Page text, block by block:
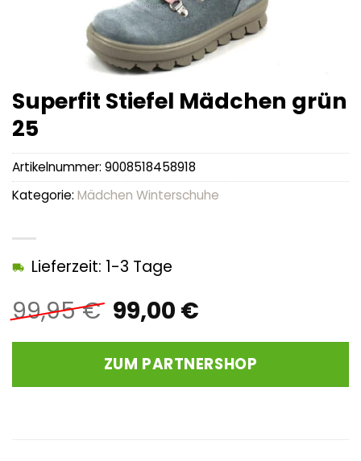
Superfit Stiefel Mädchen grün
25
99,95€ Ursprünglicher
Preis
war:
99,95 €
99,00 €Aktueller
ist:
99,00 €.
Lieferzeit: 1-3 Tage
ZUM PARTNERSHOP
Artikelnummer: 9008518458918
Kategorie: Mädchen Winterschuhe